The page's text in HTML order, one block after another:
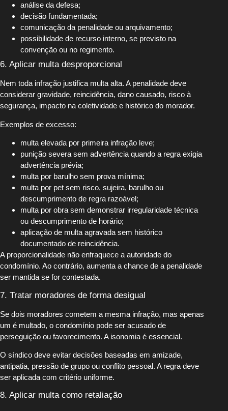
análise da defesa;
decisão fundamentada;
comunicação da penalidade ou arquivamento;
possibilidade de recurso interno, se previsto na
convenção ou no regimento.
6. Aplicar multa desproporcional
Nem toda infração justifica multa alta. A penalidade deve
considerar gravidade, reincidência, dano causado, risco à
segurança, impacto na coletividade e histórico do morador.
Exemplos de excesso:
multa elevada por primeira infração leve;
punição severa sem advertência quando a regra exigia
advertência prévia;
multa por barulho sem prova mínima;
multa por pet sem risco, sujeira, barulho ou
descumprimento de regra razoável;
multa por obra sem demonstrar irregularidade técnica
ou descumprimento de horário;
aplicação de multa agravada sem histórico
documentado de reincidência.
A proporcionalidade não enfraquece a autoridade do
condomínio. Ao contrário, aumenta a chance de a penalidade
ser mantida se for contestada.
7. Tratar moradores de forma desigual
Se dois moradores cometem a mesma infração, mas apenas
um é multado, o condomínio pode ser acusado de
perseguição ou favorecimento. A isonomia é essencial.
O síndico deve evitar decisões baseadas em amizade,
antipatia, pressão de grupo ou conflito pessoal. A regra deve
ser aplicada com critério uniforme.
8. Aplicar multa como retaliação